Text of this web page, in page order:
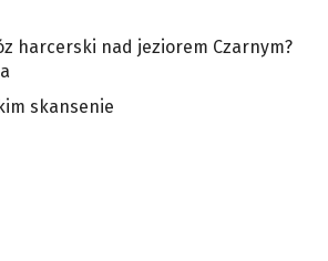
harcerski nad jeziorem Czarnym?
skansenie